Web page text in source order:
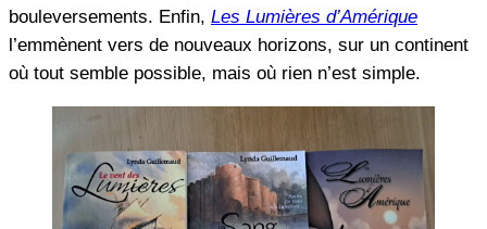
bouleversements. Enfin, Les Lumières d’Amérique
l’emmènent vers de nouveaux horizons, sur un continent
où tout semble possible, mais où rien n’est simple.